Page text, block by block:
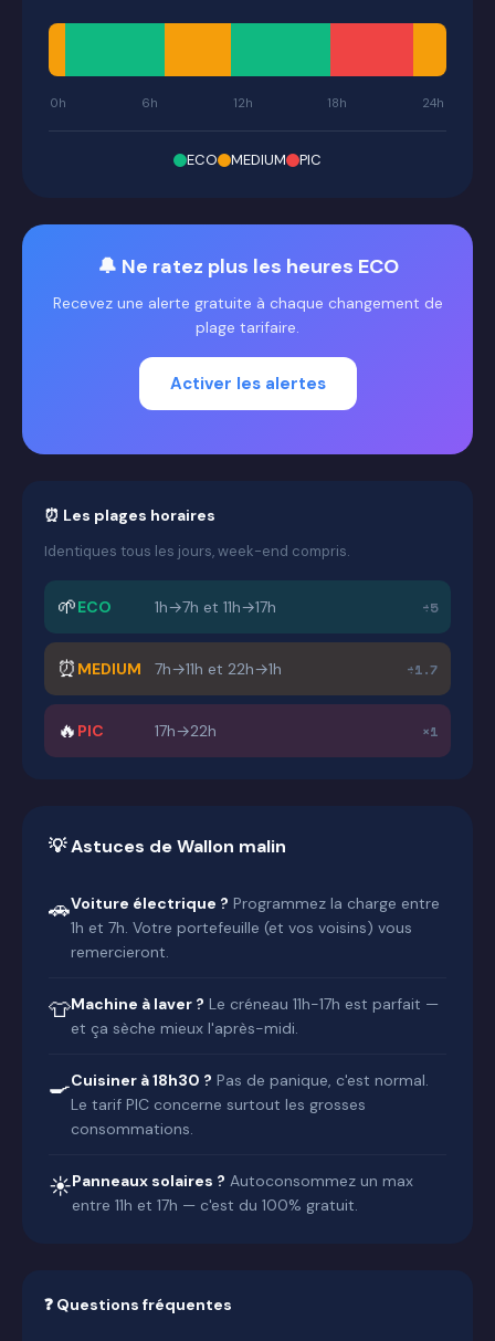
0h 6h 12h 18h 24h
ECO MEDIUM PIC
🔔 Ne ratez plus les heures ECO
Recevez une alerte gratuite à chaque changement de
plage tarifaire.
Activer les alertes
⏰ Les plages horaires
Identiques tous les jours, week-end compris.
🌱ECO 1h→7h et 11h→17h ÷5
⏰ MEDIUM 7h→11h et 22h→1h ÷1.7
🔥 PIC 17h→22h ×1
💡 Astuces de Wallon malin
🚗Voiture électrique ? Programmez la charge entre
1h et 7h. Votre portefeuille (et vos voisins) vous
remercieront.
👕Machine à laver ? Le créneau 11h-17h est parfait —
et ça sèche mieux l'après-midi.
🍳Cuisiner à 18h30 ? Pas de panique, c'est normal.
Le tarif PIC concerne surtout les grosses
consommations.
☀️Panneaux solaires ? Autoconsommez un max
entre 11h et 17h — c'est du 100% gratuit.
❓ Questions fréquentes